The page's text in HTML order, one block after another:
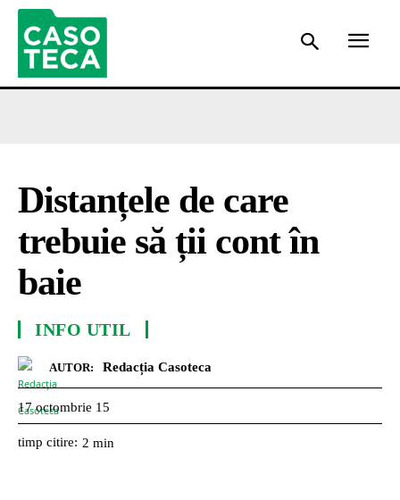
Distanțele de care
trebuie să ții cont în
baie
INFO UTIL
AUTOR: Redacția Casoteca
17 octombrie 15
timp citire: 2 min